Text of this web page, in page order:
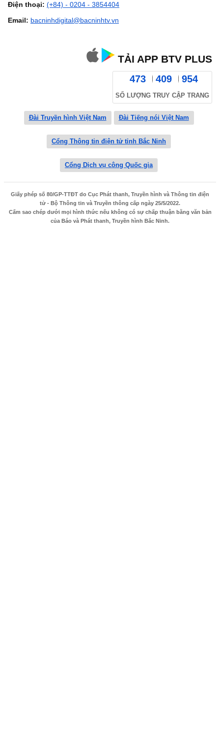
Điện thoại: (+84) - 0204 - 3854404
Email: bacninhdigital@bacninhtv.vn
TẢI APP BTV PLUS
473 409 954
SỐ LƯỢNG TRUY CẬP TRANG
Đài Truyền hình Việt Nam Đài Tiếng nói Việt Nam
Cổng Thông tin điện tử tỉnh Bắc Ninh
Cổng Dịch vụ công Quốc gia
Giấy phép số 80/GP-TTĐT do Cục Phát thanh, Truyền hình và Thông tin điện
tử - Bộ Thông tin và Truyền thông cấp ngày 25/5/2022.
Cấm sao chép dưới mọi hình thức nếu không có sự chấp thuận bằng văn bản
của Báo và Phát thanh, Truyền hình Bắc Ninh.